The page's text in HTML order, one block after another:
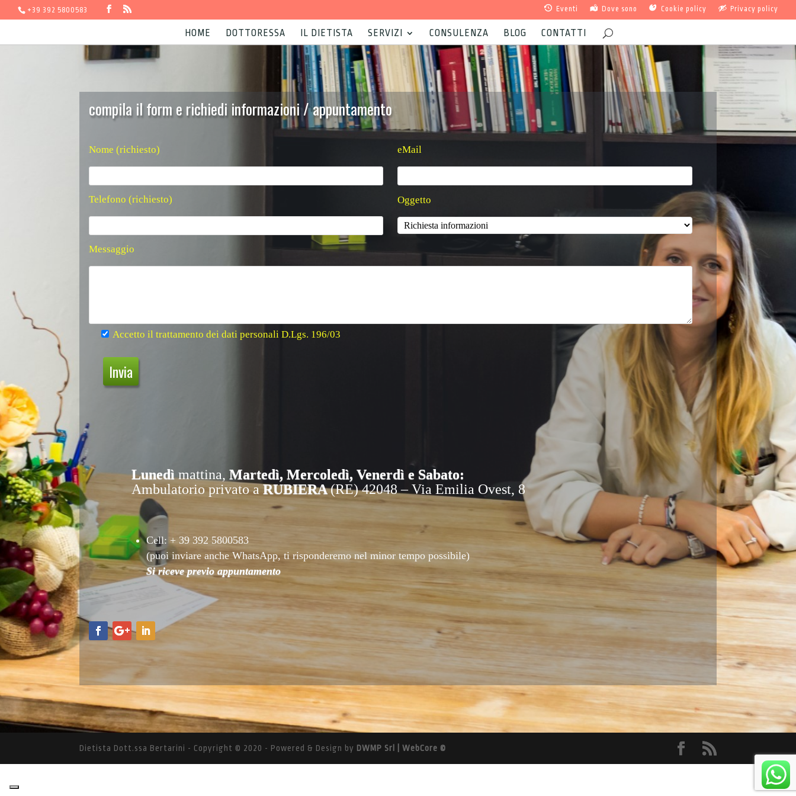
+39 392 5800583 Eventi Dove sono Cookie policy Privacy policy
HOME DOTTORESSA IL DIETISTA SERVIZI CONSULENZA BLOG CONTATTI
compila il form e richiedi informazioni / appuntamento
Nome (richiesto) eMail
Telefono (richiesto) Oggetto
Messaggio
Accetto il trattamento dei dati personali D.Lgs. 196/03
Lunedìmattina, Martedì, Mercoledì, Venerdì e Sabato:
Ambulatorio privato aRUBIERA(RE) 42048 – Via Emilia Ovest, 8
Cell: + 39 392 5800583
(puoi inviare anche WhatsApp, ti risponderemo nel minor tempo possibile)
Si riceve previo appuntamento
Dietista Dott.ssa Bertarini - Copyright © 2020 - Powered & Design by DWMP Srl | WebCore ©